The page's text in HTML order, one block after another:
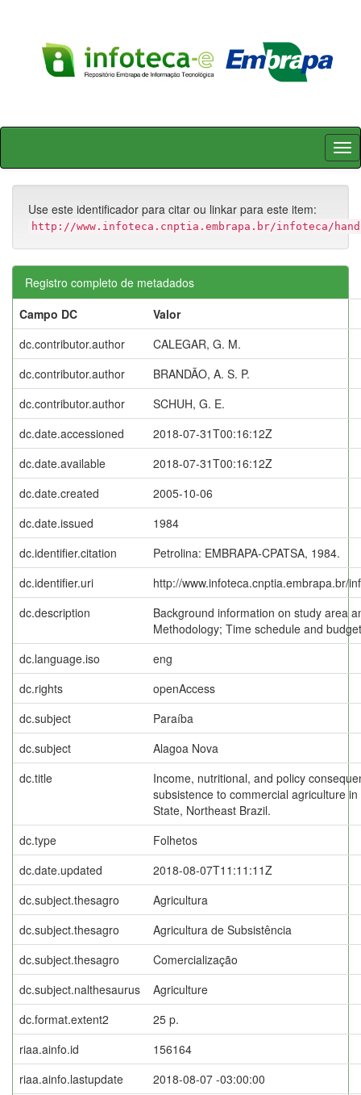
Skip
Use este identificador para citar ou linkar para este item:
http://www.infoteca.cnptia.embrapa.br/infoteca/
Registro completo de metadados
Campo DC
Valor
dc.contributor.author
CALEGAR, G. M.
dc.contributor.author
BRANDÃO, A. S. P.
dc.contributor.author
SCHUH, G. E.
dc.date.accessioned
2018-07-31T00:16:12Z
dc.date.available
2018-07-31T00:16:12Z
dc.date.created
2005-10-06
dc.date.issued
1984
dc.identifier.citation
Petrolina: EMBRAPA-CPATSA, 1984.
dc.identifier.uri
http://www.infoteca.cnptia.embrapa.br/
dc.description
Background information on study area
Methodology; Time schedule and
dc.language.iso
eng
dc.rights
openAccess
dc.subject
Paraíba
dc.subject
Alagoa Nova
dc.title
Income, nutritional, and policy
subsistence to commercial agriculture
State, Northeast Brazil.
dc.type
Folhetos
dc.date.updated
2018-08-07T11:11:11Z
dc.subject.thesagro
Agricultura
dc.subject.thesagro
Agricultura de Subsistência
dc.subject.thesagro
Comercialização
dc.subject.nalthesaurus
Agriculture
dc.format.extent2
25 p.
riaa.ainfo.id
156164
riaa.ainfo.lastupdate
2018-08-07 -03:00:00